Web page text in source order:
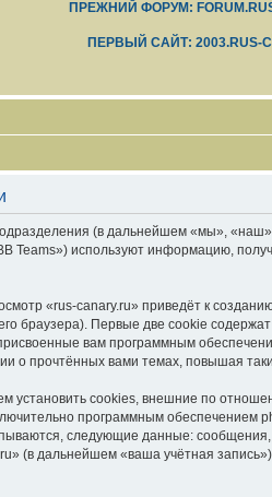
ПРЕЖНИЙ ФОРУМ:
ПЕРВЫЙ САЙТ: 2003.RUS-
(в дальнейшем «мы»,
Teams») используют информацию,
«rus-canary.ru» приведёт к
браузера). Первые две cookie
вам программным
о прочтённых вами темах, повышая
cookies, внешние по
программным
следующие данные:
(в дальнейшем «ваша учётная